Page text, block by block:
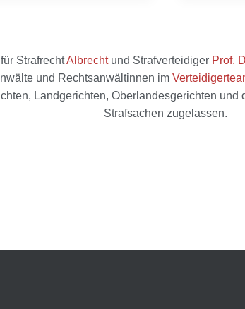
StrafrechtAlbrechtund Strafverteidiger Prof.
und Rechtsanwältinnen im
Landgerichten, Oberlandesgerichten und
Strafsachen zugelassen.